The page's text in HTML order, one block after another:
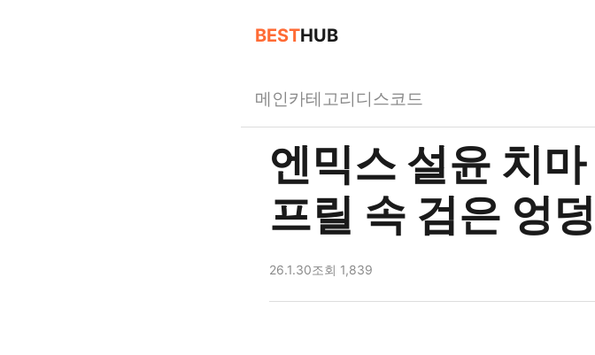
BESTHUB
메인카테고리디스코드
엔믹스 설윤 치
프릴 속 검은 엉
26.1.30조회 1,839